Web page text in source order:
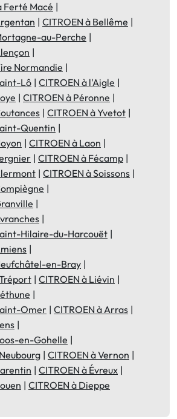
Ferté Macé
CITROEN à Bellême
au-Perche
Normandie
Lô CITROEN à l'Aigle
CITROEN à Péronne
CITROEN à Yvetot
Quentin
CITROEN à Laon
CITROEN à Fécamp
CITROEN à Soissons
Hilaire-du-Harcouët
en-Bray
CITROEN à Liévin
Omer CITROEN à Arras
en-Gohelle
CITROEN à Vernon
CITROEN à Évreux
CITROEN à Dieppe